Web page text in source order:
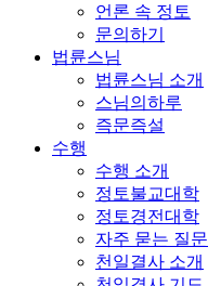
언론 속 정토
문의하기
법륜스님
법륜스님 소개
스님의하루
즉문즉설
수행
수행 소개
정토불교대학
정토경전대학
자주 묻는 질문
천일결사 소개